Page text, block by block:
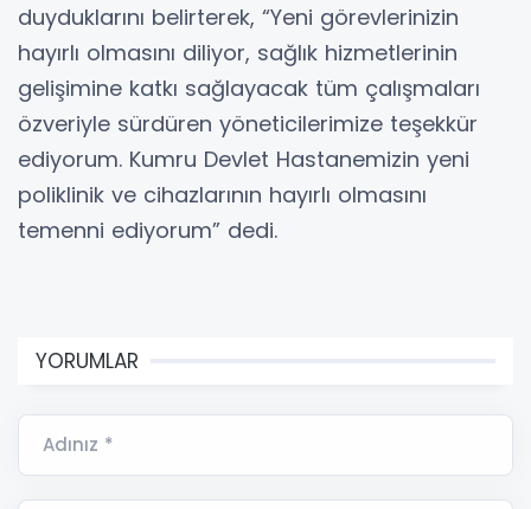
duyduklarını belirterek, “Yeni görevlerinizin
hayırlı olmasını diliyor, sağlık hizmetlerinin
gelişimine katkı sağlayacak tüm çalışmaları
özveriyle sürdüren yöneticilerimize teşekkür
ediyorum. Kumru Devlet Hastanemizin yeni
poliklinik ve cihazlarının hayırlı olmasını
temenni ediyorum” dedi.
YORUMLAR
Adınız *